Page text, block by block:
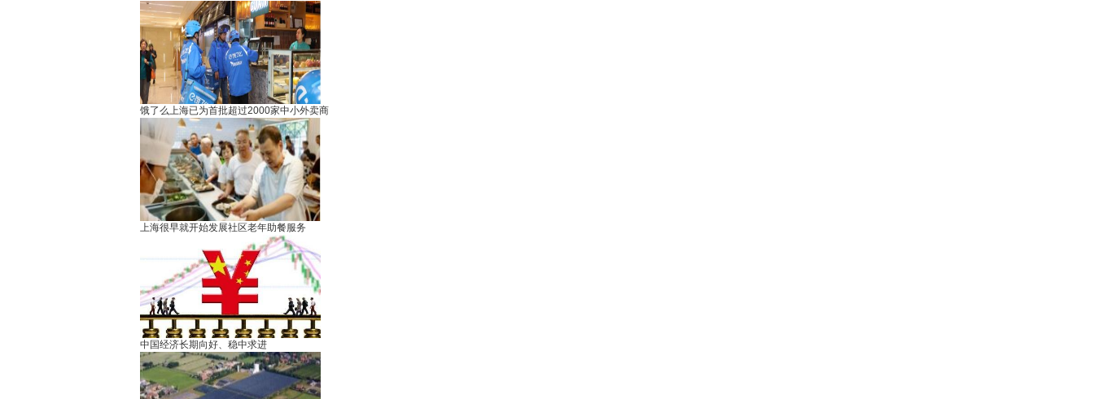
饿了么上海已为首批超过2000家中小外卖商
上海很早就开始发展社区老年助餐服务
中国经济长期向好、稳中求进